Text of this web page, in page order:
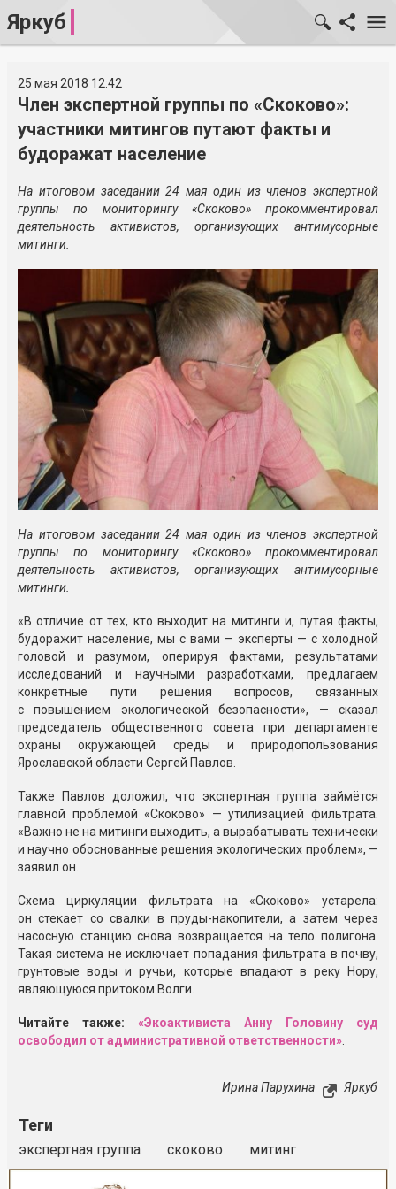
Яркуб
25 мая 2018 12:42
Член экспертной группы по «Скоково»:
участники митингов путают факты и
будоражат население
На итоговом заседании 24 мая один из членов экспертной
группы по мониторингу «Скоково» прокомментировал
деятельность активистов, организующих антимусорные
митинги.
На итоговом заседании 24 мая один из членов экспертной
группы по мониторингу «Скоково» прокомментировал
деятельность активистов, организующих антимусорные
митинги.
«В отличие от тех, кто выходит на митинги и, путая факты,
будоражит население, мы с вами — эксперты — с холодной
головой и разумом, оперируя фактами, результатами
исследований и научными разработками, предлагаем
конкретные пути решения вопросов, связанных
с повышением экологической безопасности», — сказал
председатель общественного совета при департаменте
охраны окружающей среды и природопользования
Ярославской области Сергей Павлов.
Также Павлов доложил, что экспертная группа займётся
главной проблемой «Скоково» — утилизацией фильтрата.
«Важно не на митинги выходить, а вырабатывать технически
и научно обоснованные решения экологических проблем», —
заявил он.
Схема циркуляции фильтрата на «Скоково» устарела:
он стекает со свалки в пруды-накопители, а затем через
насосную станцию снова возвращается на тело полигона.
Такая система не исключает попадания фильтрата в почву,
грунтовые воды и ручьи, которые впадают в реку Нору,
являющуюся притоком Волги.
Читайте также:
«Экоактивиста Анну Головину суд
освободил от административной ответственности»
Ирина Парухина Яркуб
Теги
экспертная группа скоково митинг